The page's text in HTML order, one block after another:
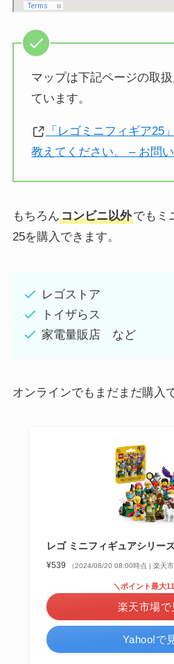
マップは下記ページの取
ています。
「レゴミニフィギア25
教えてください。 – お問
もちろんコンビニ以外でもミ
25を購入できます。
レゴストア
トイザらス
家電量販店 など
オンラインでもまだまだ購入
レゴ ミニフィギュアシリー
¥539 （2024/08/20 08:00時点 | 楽天市
＼ポイント最大
楽天市場で
Yahoo!で